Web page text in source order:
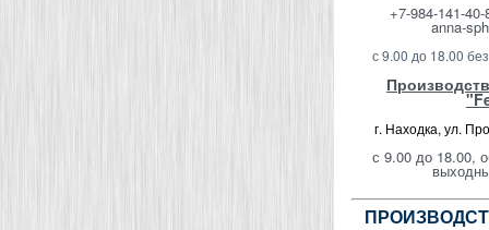
+7-984-141-
anna-
с 9.00 до 18.00
г. Находка, ул.
с 9.00 до 18.00,